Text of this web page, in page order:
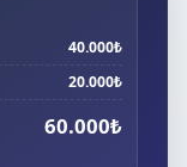
40.000₺
20.000₺
60.000₺